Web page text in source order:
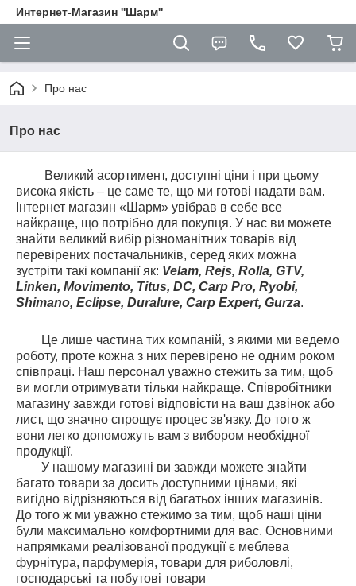
Интернет-Магазин ''Шарм''
Про нас
Про нас
Великий асортимент, доступні ціни і при цьому
висока якість – це саме те, що ми готові надати вам.
Інтернет магазин «Шарм» увібрав в себе все
найкраще, що потрібно для покупця. У нас ви можете
знайти великий вибір різноманітних товарів від
перевірених постачальників, серед яких можна
зустріти такі компанії як: Velam, Rejs, Rolla, GTV,
Linken, Movimento, Titus, DC, Carp Pro, Ryobi,
Shimano, Eclipse, Duralure, Carp Expert, Gurza.
Це лише частина тих компаній, з якими ми ведемо
роботу, проте кожна з них перевірено не одним роком
співпраці. Наш персонал уважно стежить за тим, щоб
ви могли отримувати тільки найкраще. Співробітники
магазину завжди готові відповісти на ваш дзвінок або
лист, що значно спрощує процес зв'язку. До того ж
вони легко допоможуть вам з вибором необхідної
продукції.
У нашому магазині ви завжди можете знайти
багато товари за досить доступними цінами, які
вигідно відрізняються від багатьох інших магазинів.
До того ж ми уважно стежимо за тим, щоб наші ціни
були максимально комфортними для вас. Основними
напрямками реалізованої продукції є меблева
фурнітура, парфумерія, товари для риболовлі,
господарські та побутові товари